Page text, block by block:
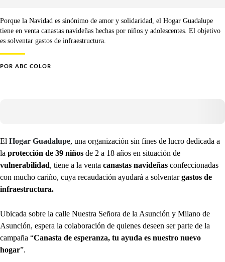
Porque la Navidad es sinónimo de amor y solidaridad, el Hogar Guadalupe
tiene en venta canastas navideñas hechas por niños y adolescentes. El objetivo
es solventar gastos de infraestructura.
POR ABC COLOR
El Hogar Guadalupe, una organización sin fines de lucro dedicada a
la protección de 39 niños de 2 a 18 años en situación de
vulnerabilidad, tiene a la venta canastas navideñas confeccionadas
con mucho cariño, cuya recaudación ayudará a solventargastos de
infraestructura.
Ubicada sobre la calle Nuestra Señora de la Asunción y Milano de
Asunción, espera la colaboración de quienes deseen ser parte de la
campaña “Canasta de esperanza, tu ayuda es nuestro nuevo
hogar”.